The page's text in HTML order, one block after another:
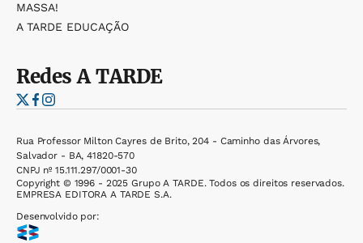
MASSA!
A TARDE EDUCAÇÃO
RedesA TARDE
Rua Professor Milton Cayres de Brito, 204 - Caminho das Árvores,
Salvador - BA, 41820-570
CNPJ nº 15.111.297/0001-30
Copyright © 1996 - 2025 Grupo A TARDE. Todos os direitos reservados.
EMPRESA EDITORA A TARDE S.A.
Desenvolvido por: